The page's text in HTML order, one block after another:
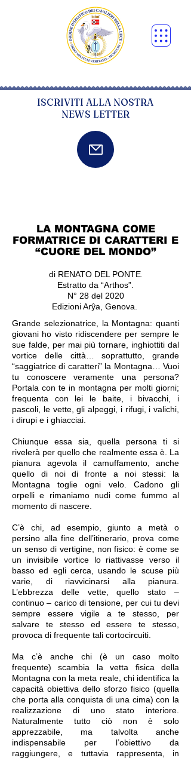
ISCRIVITI ALLA NOSTRA
NEWS LETTER
LA MONTAGNA COME
FORMATRICE DI CARATTERI E
“CUORE DEL MONDO”
di RENATO DEL PONTE.
Estratto da “Arthos”.
N° 28 del 2020
Edizioni Arŷa, Genova.
Grande selezionatrice, la Montagna: quanti
giovani ho visto ridiscendere per sempre le
sue falde, per mai più tornare, inghiottiti dal
vortice delle città… soprattutto, grande
“saggiatrice di caratteri” la Montagna… Vuoi
tu conoscere veramente una persona?
Portala con te in montagna per molti giorni;
frequenta con lei le baite, i bivacchi, i
pascoli, le vette, gli alpeggi, i rifugi, i valichi,
i dirupi e i ghiacciai.
Chiunque essa sia, quella persona ti si
rivelerà per quello che realmente essa è. La
pianura agevola il camuffamento, anche
quello di noi di fronte a noi stessi: la
Montagna toglie ogni velo. Cadono gli
orpelli e rimaniamo nudi come fummo al
momento di nascere.
C’è chi, ad esempio, giunto a metà o
persino alla fine dell’itinerario, prova come
un senso di vertigine, non fisico: è come se
un invisibile vortice lo riattivasse verso il
basso ed egli cerca, usando le scuse più
varie, di riavvicinarsi alla pianura.
L’ebbrezza delle vette, quello stato ‒
continuo ‒ carico di tensione, per cui tu devi
sempre essere vigile a te stesso, per
salvare te stesso ed essere te stesso,
provoca di frequente tali cortocircuiti.
Ma c’è anche chi (è un caso molto
frequente) scambia la vetta fisica della
Montagna con la meta reale, chi identifica la
capacità obiettiva dello sforzo fisico (quella
che porta alla conquista di una cima) con la
realizzazione di uno stato interiore.
Naturalmente tutto ciò non è solo
apprezzabile, ma talvolta anche
indispensabile per l’obiettivo da
raggiungere, e tuttavia rappresenta, in